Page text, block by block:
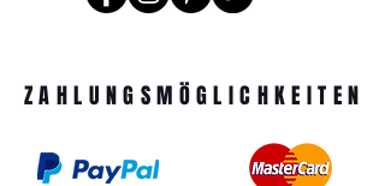
ZAHLUNGSMÖGLICHKEITEN